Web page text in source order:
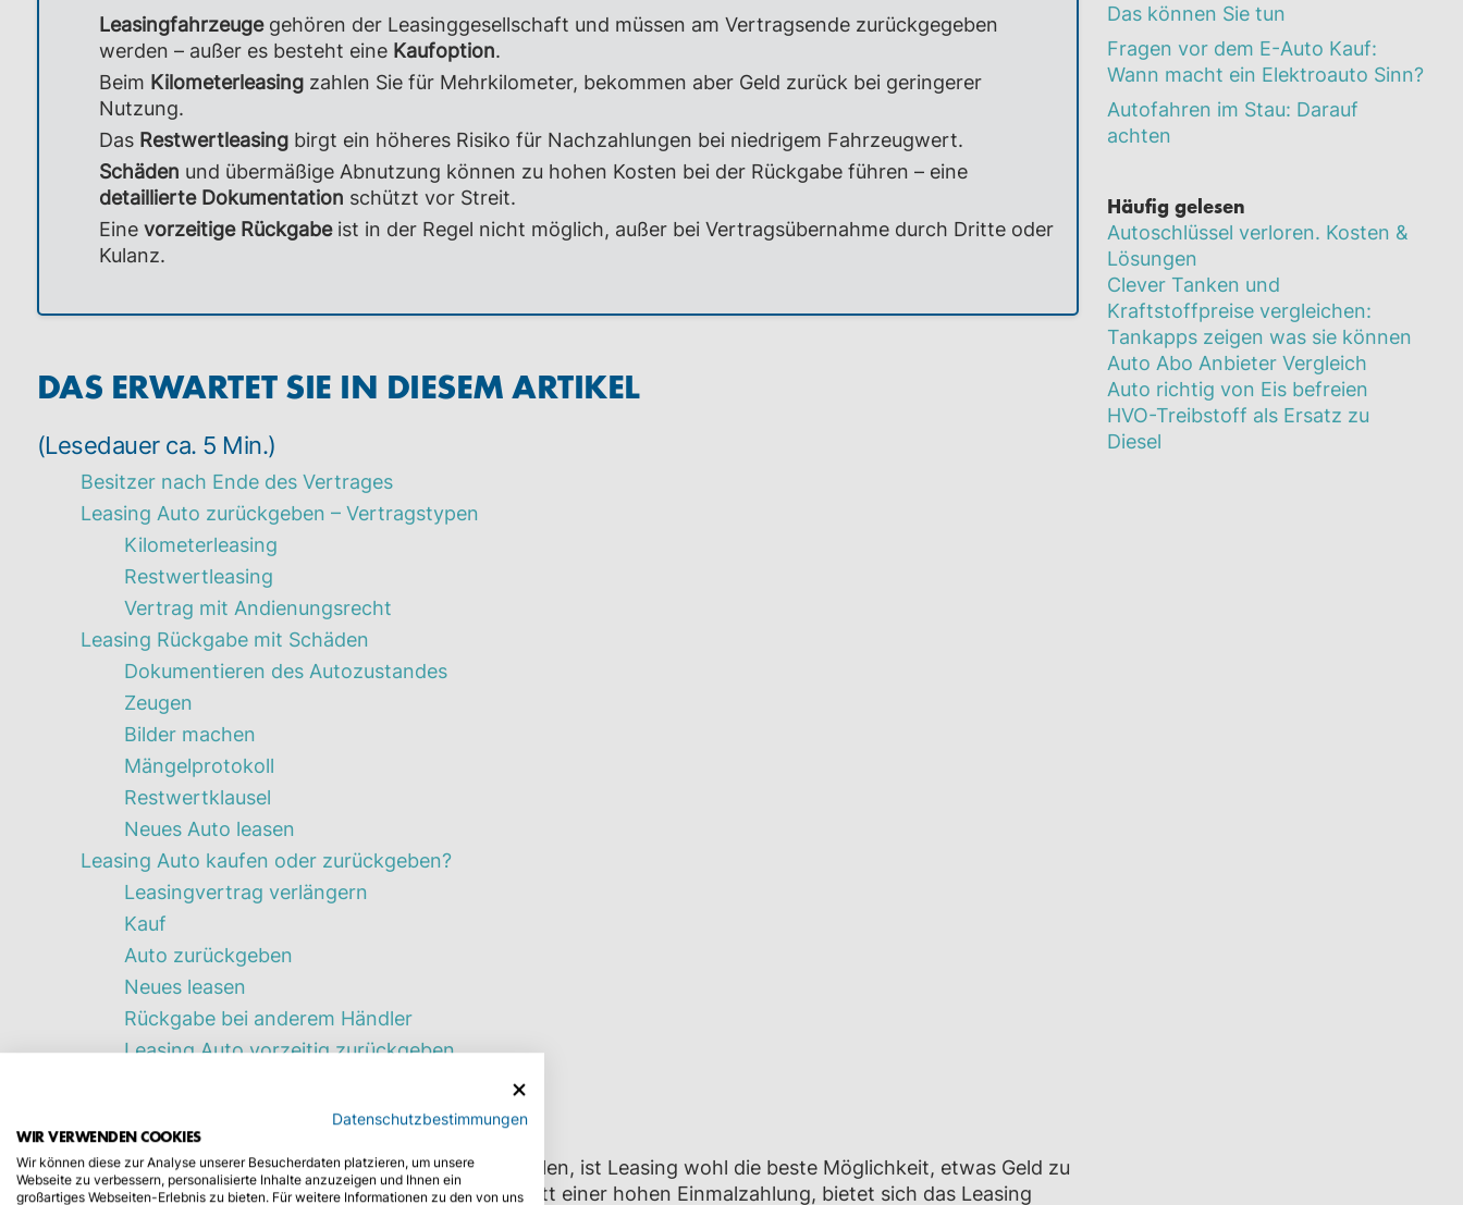
Leasingfahrzeugegehören der Leasinggesellschaft und müssen am Vertragsende zurückgegeben
werden – außer es besteht eine Kaufoption.
Beim Kilometerleasingzahlen Sie für Mehrkilometer, bekommen aber Geld zurück bei geringerer
Nutzung.
Das Restwertleasingbirgt ein höheres Risiko für Nachzahlungen bei niedrigem Fahrzeugwert.
Schäden und übermäßige Abnutzung können zu hohen Kosten bei der Rückgabe führen – eine
detaillierte Dokumentation schützt vor Streit.
Eine vorzeitige Rückgabeist in der Regel nicht möglich, außer bei Vertragsübernahme durch Dritte oder
Kulanz.
DAS ERWARTET SIE IN DIESEM ARTIKEL
(Lesedauer ca. 5 Min.)
Besitzer nach Ende des Vertrages
Leasing Auto zurückgeben – Vertragstypen
Kilometerleasing
Restwertleasing
Vertrag mit Andienungsrecht
Leasing Rückgabe mit Schäden
Dokumentieren des Autozustandes
Zeugen
Bilder machen
Mängelprotokoll
Restwertklausel
Neues Auto leasen
Leasing Auto kaufen oder zurückgeben?
Leasingvertrag verlängern
Kauf
Auto zurückgeben
Neues leasen
Rückgabe bei anderem Händler
Leasing Auto vorzeitig zurückgeben
Für jene, die immer dasneuesteAutomodell fahren wollen, ist Leasing wohl die beste Möglichkeit, etwas Geld zu
sparen. Sind Sie ein Freund von monatlichen Raten statt einer hohen Einmalzahlung, bietet sich das Leasing
Das können Sie tun
Fragen vor dem E-Auto Kauf:
Wann macht ein Elektroauto Sinn?
Autofahren im Stau: Darauf
achten
Häufig gelesen
Autoschlüssel verloren. Kosten &
Lösungen
Clever Tanken und
Kraftstoffpreise vergleichen:
Tankapps zeigen was sie können
Auto Abo Anbieter Vergleich
Auto richtig von Eis befreien
HVO-Treibstoff als Ersatz zu
Diesel
Datenschutzbestimmungen
WIR VERWENDEN COOKIES
Wir können diese zur Analyse unserer Besucherdaten platzieren, um unsere
Webseite zu verbessern, personalisierte Inhalte anzuzeigen und Ihnen ein
großartiges Webseiten-Erlebnis zu bieten. Für weitere Informationen zu den von uns